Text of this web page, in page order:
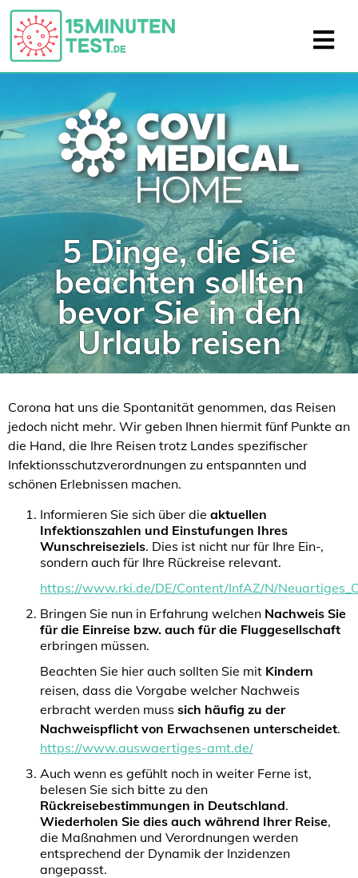
5 Dinge, die Sie
beachten sollten
bevor Sie in den
Urlaub reisen
Corona hat uns die Spontanität genommen, das Reisen
jedoch nicht mehr. Wir geben Ihnen hiermit fünf Punkte an
die Hand, die Ihre Reisen trotz Landes spezifischer
Infektionsschutzverordnungen zu entspannten und
schönen Erlebnissen machen.
Informieren Sie sich über die aktuellen
Infektionszahlen und Einstufungen Ihres
Wunschreiseziels. Dies ist nicht nur für Ihre Ein-,
sondern auch für Ihre Rückreise relevant.
https://www.rki.de/DE/Content/InfAZ/N/
Bringen Sie nun in Erfahrung welchen Nachweis Sie
für die Einreise bzw. auch für die Fluggesellschaft
erbringen müssen.
Beachten Sie hier auch sollten Sie mit Kindern
reisen, dass die Vorgabe welcher Nachweis
erbracht werden muss sich häufig zu der
Nachweispflicht von Erwachsenen unterscheidet.
https://www.auswaertiges-amt.de/
Auch wenn es gefühlt noch in weiter Ferne ist,
belesen Sie sich bitte zu den
Rückreisebestimmungen in Deutschland.
Wiederholen Sie dies auch während Ihrer Reise,
die Maßnahmen und Verordnungen werden
entsprechend der Dynamik der Inzidenzen
angepasst.